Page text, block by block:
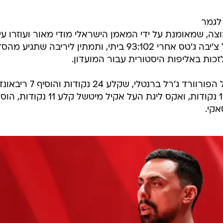
שמאומנת על ידי המאמן הישראלי מודי מאור ועוזרו
לויט, ניצחה את סדרת חצי הגמר מול צ'יבה ג'טס אחרי 93:102 ביתי, ותמתין ליריבה
באליפות היסטורית עבור המועדון.
הניצחון היה רשום בעיקר על שמו של הפורוורד ג'רל ברנטלי,